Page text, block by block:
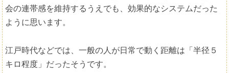
会の連帯感を維持するうえでも、効果的なシステムだった
ように思います。
江戸時代などでは、一般の人が日常で動く距離は「半径５
キロ程度」だったそうです。